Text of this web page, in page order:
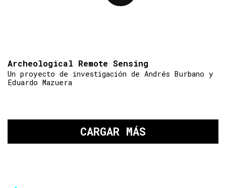
Archeological Remote Sensing
Un proyecto de investigación de Andrés Burbano y
Eduardo Mazuera
CARGAR MÁS